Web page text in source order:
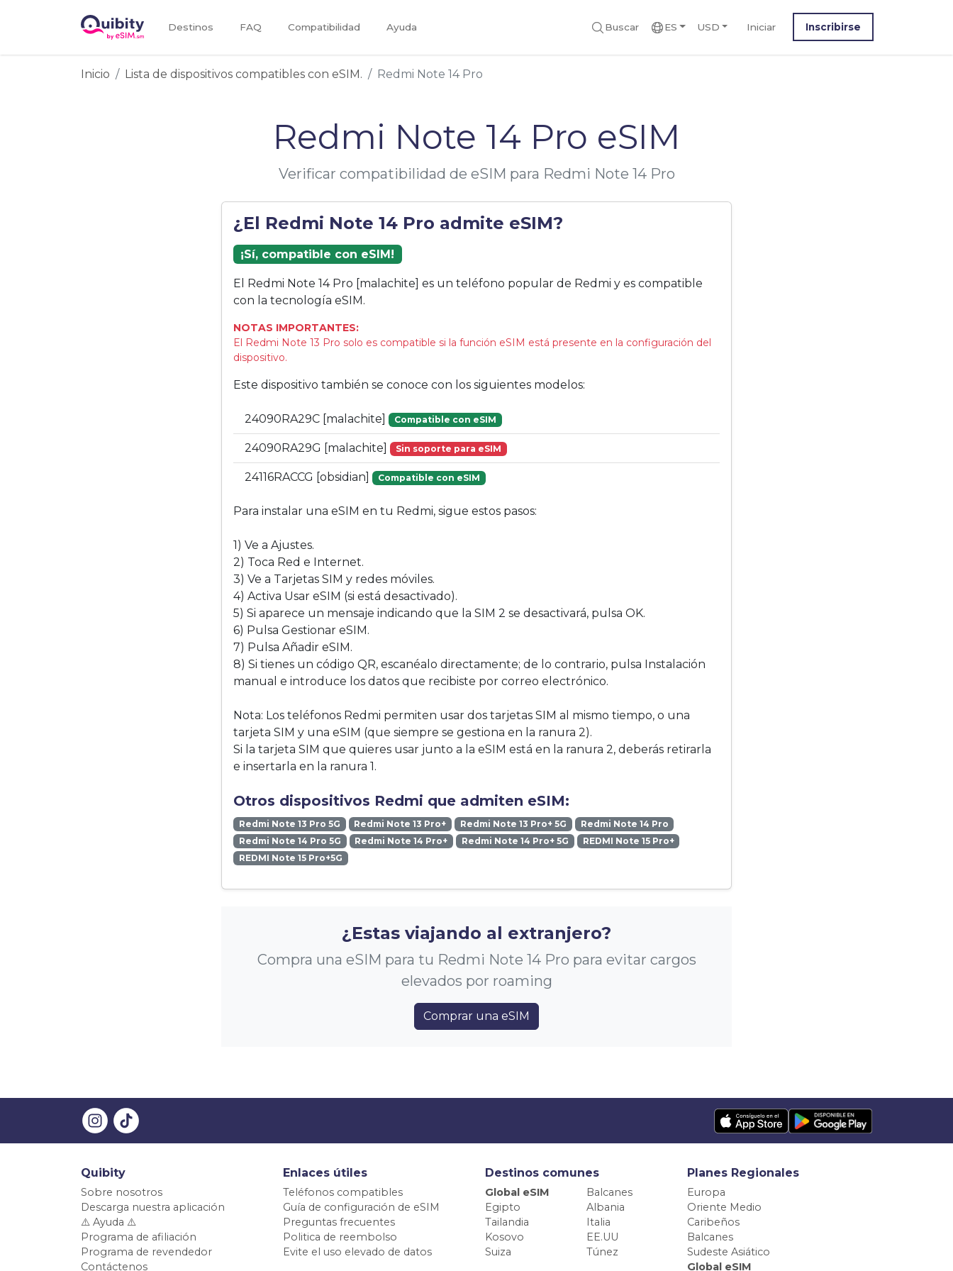
Destinos FAQ Compatibilidad Ayuda Buscar ES USD Iniciar Inscribirse
Inicio Lista de dispositivos compatibles con eSIM. Redmi Note 14 Pro
Redmi Note 14 Pro eSIM
Verificar compatibilidad de eSIM para Redmi Note 14 Pro
¿El Redmi Note 14 Pro admite eSIM?
¡Sí, compatible con eSIM!
El Redmi Note 14 Pro [malachite] es un teléfono popular de Redmi y es compatible
con la tecnología eSIM.
NOTAS IMPORTANTES:
El Redmi Note 13 Pro solo es compatible si la función eSIM está presente en la configuración del
dispositivo.
Este dispositivo también se conoce con los siguientes modelos:
24090RA29C [malachite] Compatible con eSIM
24090RA29G [malachite] Sin soporte para eSIM
24116RACCG [obsidian] Compatible con eSIM
Para instalar una eSIM en tu Redmi, sigue estos pasos:
1) Ve a Ajustes.
2) Toca Red e Internet.
3) Ve a Tarjetas SIM y redes móviles.
4) Activa Usar eSIM (si está desactivado).
5) Si aparece un mensaje indicando que la SIM 2 se desactivará, pulsa OK.
6) Pulsa Gestionar eSIM.
7) Pulsa Añadir eSIM.
8) Si tienes un código QR, escanéalo directamente; de lo contrario, pulsa Instalación
manual e introduce los datos que recibiste por correo electrónico.
Nota: Los teléfonos Redmi permiten usar dos tarjetas SIM al mismo tiempo, o una
tarjeta SIM y una eSIM (que siempre se gestiona en la ranura 2).
Si la tarjeta SIM que quieres usar junto a la eSIM está en la ranura 2, deberás retirarla
e insertarla en la ranura 1.
Otros dispositivos Redmi que admiten eSIM:
Redmi Note 13 Pro 5G Redmi Note 13 Pro+ Redmi Note 13 Pro+ 5G
Redmi Note 14 Pro
Redmi Note 14 Pro 5G
Redmi Note 14 Pro+ Redmi Note 14 Pro+ 5G
REDMI Note 15 Pro+
REDMI Note 15 Pro+5G
¿Estas viajando al extranjero?
Compra una eSIM para tu Redmi Note 14 Pro para evitar cargos
elevados por roaming
Comprar una eSIM
Quibity
Sobre nosotros
Descarga nuestra aplicación
⚠️ Ayuda ⚠️
Programa de afiliación
Programa de revendedor
Contáctenos
Enlaces útiles
Teléfonos compatibles
Guía de configuración de eSIM
Preguntas frecuentes
Politica de reembolso
Evite el uso elevado de datos
Destinos comunes
Global eSIM
Balcanes
Egipto
Albania
Tailandia
Italia
Kosovo
EE.UU
Suiza
Túnez
Planes Regionales
Europa
Oriente Medio
Caribeños
Balcanes
Sudeste Asiático
Global eSIM